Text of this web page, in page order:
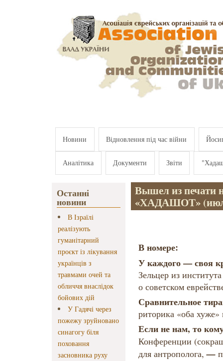
Новини Відновлення під час війни
Аналітика Документи Звіти
Останні
новини
В Ізраїлі
реалізують
гуманітарний
проєкт із лікування
українців з
травмами очей та
обличчя внаслідок
бойових дій
У Гадячі через
пожежу зруйновано
синагогу біля
поховання
засновника руху
Вышел из печати
«ХАДАШОТ»
В номере:
У каждого — своя
Зельцер из
о советском
Сравнительное
риторика «оба
Если не нам, то
Конференции
для антрополога,—